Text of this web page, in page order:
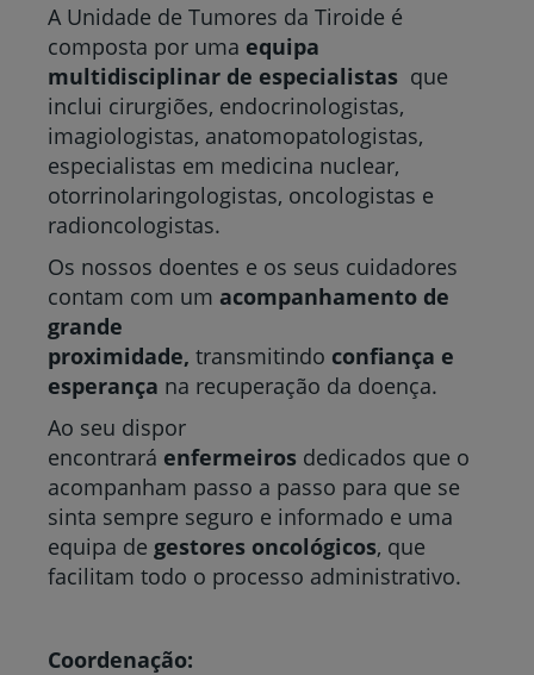
A Unidade de Tumores da Tiroide é
composta por uma equipa
multidisciplinar de especialistas que
inclui cirurgiões, endocrinologistas,
imagiologistas, anatomopatologistas,
especialistas em medicina nuclear,
otorrinolaringologistas, oncologistas e
radioncologistas.
Os nossos doentes e os seus cuidadores
contam com um acompanhamento de
grande
proximidade, transmitindo confiança e
esperança na recuperação da doença.
Ao seu dispor
encontrará enfermeiros dedicados que o
acompanham passo a passo para que se
sinta sempre seguro e informado e uma
equipa de gestores oncológicos, que
facilitam todo o processo administrativo.
Coordenação: